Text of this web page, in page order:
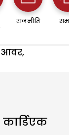
राजनीति
आवर,